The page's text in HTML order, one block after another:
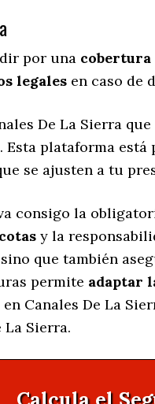
por una
legales en caso de
De La Sierra
. Esta plataforma
se ajusten a tu
consigo la
y la
que también
permite adaptar
en Canales De La
Sierra.